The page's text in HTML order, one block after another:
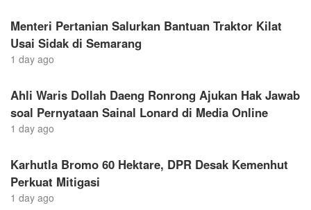
Menteri Pertanian Salurkan Bantuan Traktor Kilat
Usai Sidak di Semarang
1 day ago
Ahli Waris Dollah Daeng Ronrong Ajukan Hak Jawab
soal Pernyataan Sainal Lonard di Media Online
1 day ago
Karhutla Bromo 60 Hektare, DPR Desak Kemenhut
Perkuat Mitigasi
1 day ago